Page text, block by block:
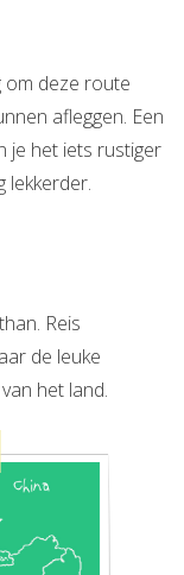
om deze route
afleggen. Een
je het iets rustiger
lekkerder.
Reis
de leuke
het land.